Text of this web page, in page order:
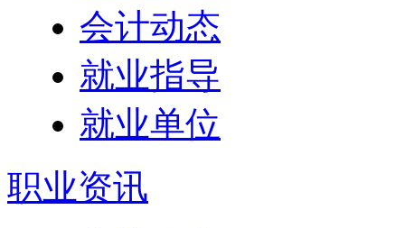
会计动态
就业指导
就业单位
职业资讯